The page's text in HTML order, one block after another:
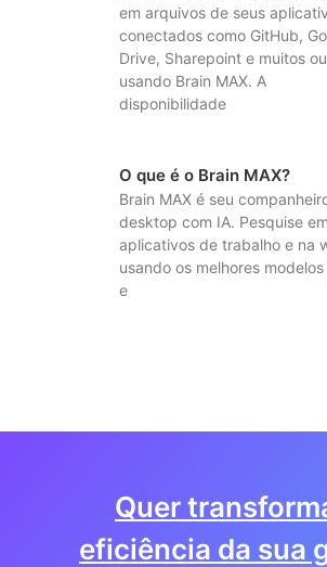
em arquivos de seus
conectados como GitHub,
Drive, Sharepoint e muitos
usando Brain MAX. A
disponibilidade
O que é o Brain MAX?
Brain MAX é seu
desktop com IA. Pesquise
aplicativos de trabalho e na
usando os melhores
e
Quer
eficiência da sua